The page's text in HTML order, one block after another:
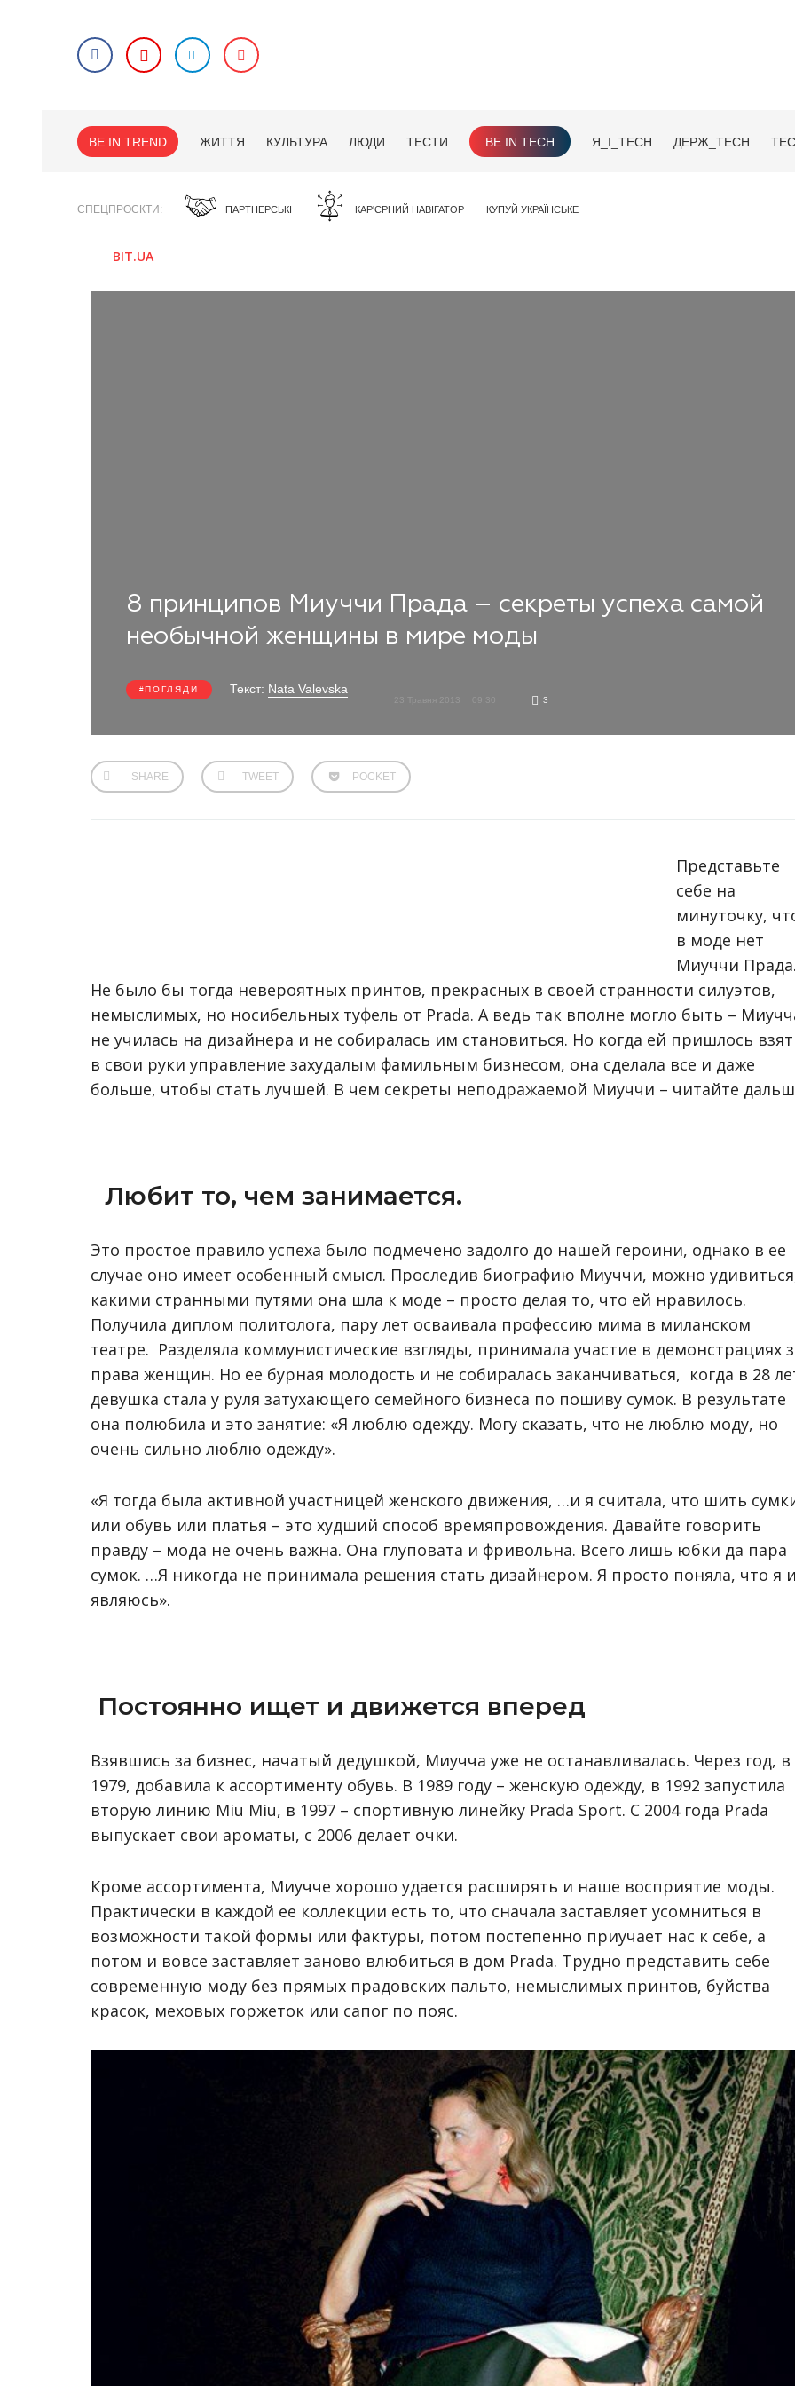
BE IN TREND ЖИТТЯ КУЛЬТУРА ЛЮДИ ТЕСТИ BE IN TECH Я_І_TECH ДЕРЖ_TECH
СПЕЦПРОЄКТИ ПАРТНЕРСЬКІ КАР'ЄРНИЙ НАВІГАТОР КУПУЙ УКРАЇНСЬКЕ
BIT.UA
8 принципов Миуччи Прада – секреты успеха самой
необычной женщины в мире моды
ПОГЛЯДИ Текст: Nata Valevska
09:30 3
SHARE TWEET POCKET
Представьте
себе на
минуточку,
в моде нет
Миуччи Прада.
Не было бы тогда невероятных принтов, прекрасных в своей странности силуэтов,
немыслимых, но носибельных туфель от Prada. А ведь так вполне могло быть –
не училась на дизайнера и не собиралась им становиться. Но когда ей пришлось
в свои руки управление захудалым фамильным бизнесом, она сделала все и даже
больше, чтобы стать лучшей. В чем секреты неподражаемой Миуччи – читайте
Любит то, чем занимается.
Это простое правило успеха было подмечено задолго до нашей героини, однако в ее
случае оно имеет особенный смысл. Проследив биографию Миуччи, можно
какими странными путями она шла к моде – просто делая то, что ей нравилось.
Получила диплом политолога, пару лет осваивала профессию мима в миланском
театре. Разделяла коммунистические взгляды, принимала участие в демонстрациях
права женщин. Но ее бурная молодость и не собиралась заканчиваться, когда в 28
девушка стала у руля затухающего семейного бизнеса по пошиву сумок. В результате
она полюбила и это занятие: «Я люблю одежду. Могу сказать, что не люблю моду, но
очень сильно люблю одежду».
«Я тогда была активной участницей женского движения, …и я считала, что шить
или обувь или платья – это худший способ времяпровождения. Давайте говорить
правду – мода не очень важна. Она глуповата и фривольна. Всего лишь юбки да пара
сумок. …Я никогда не принимала решения стать дизайнером. Я просто поняла, что я
являюсь».
Постоянно ищет и движется вперед
Взявшись за бизнес, начатый дедушкой, Миучча уже не останавливалась. Через год, в
1979, добавила к ассортименту обувь. В 1989 году – женскую одежду, в 1992 запустила
вторую линию Miu Miu, в 1997 – спортивную линейку Prada Sport. С 2004 года Prada
выпускает свои ароматы, с 2006 делает очки.
Кроме ассортимента, Миучче хорошо удается расширять и наше восприятие моды.
Практически в каждой ее коллекции есть то, что сначала заставляет усомниться в
возможности такой формы или фактуры, потом постепенно приучает нас к себе, а
потом и вовсе заставляет заново влюбиться в дом Prada. Трудно представить себе
современную моду без прямых прадовских пальто, немыслимых принтов, буйства
красок, меховых горжеток или сапог по пояс.